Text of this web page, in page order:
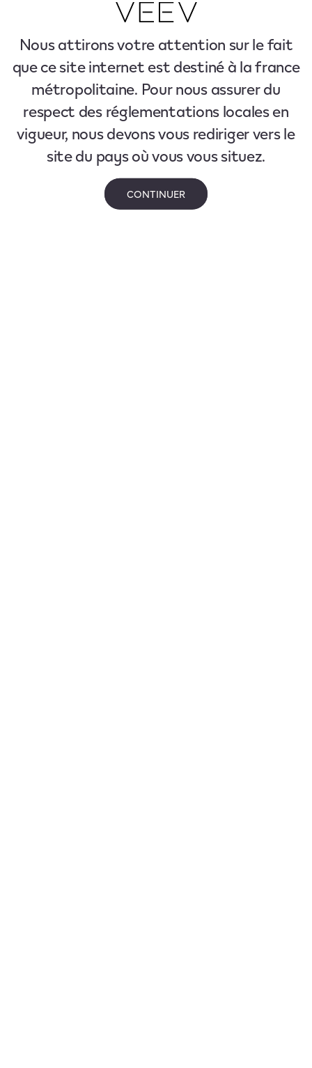
Nous attirons votre attention sur le fait
que ce site internet est destiné à la france
métropolitaine. Pour nous assurer du
respect des réglementations locales en
vigueur, nous devons vous rediriger vers le
site du pays où vous vous situez.
CONTINUER